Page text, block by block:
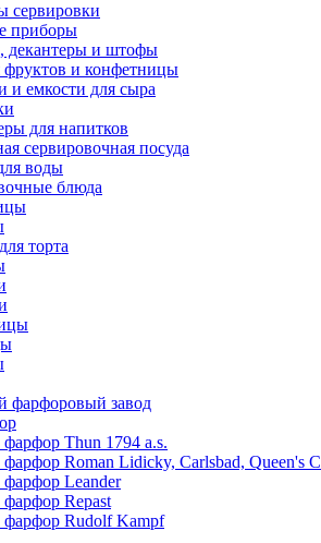
сервировки
приборы
декантеры и штофы
фруктов и конфетницы
и емкости для сыра
для напитков
сервировочная посуда
воды
блюда
торта
фарфоровый завод
Thun 1794 a.s.
Roman Lidicky, Carlsbad, Queen's
Leander
Repast
Rudolf Kampf